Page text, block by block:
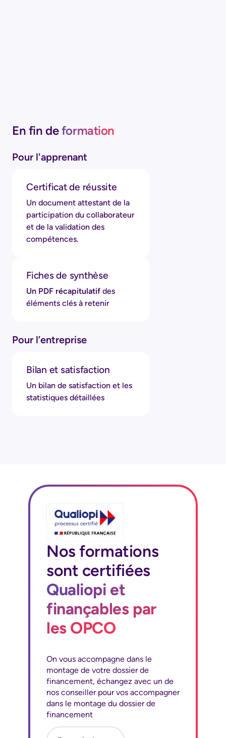
En fin deformation
Pour l'apprenant
Certificat de réussite
Un document attestant de la
participation du collaborateur
et de la validation des
compétences.
Fiches de synthèse
Un PDF récapitulatif des
éléments clés à retenir
Pour l’entreprise
Bilan et satisfaction
Un bilan de satisfaction et les
statistiques détaillées
Nos formations
sont certifiées
Qualiopi et
finançables par
les OPCO
On vous accompagne dans le
montage de votre dossier de
financement, échangez avec un de
nos conseiller pour vos accompagner
dans le montage du dossier de
financement